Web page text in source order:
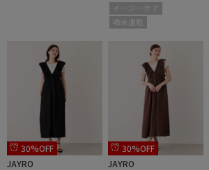
イージーケア
吸水速乾
30%OFF
JAYRO
30%OFF
JAYRO